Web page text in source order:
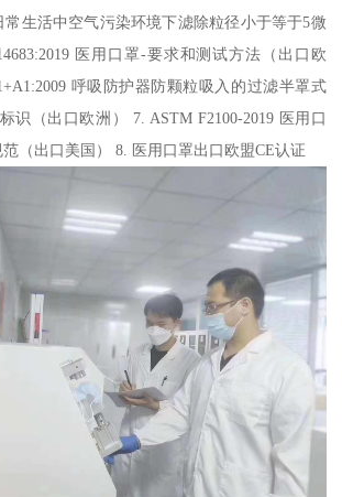
生活中空气污染环境下滤除粒径小于等于5微
医用口罩-要求和测试方法（出口欧
呼吸防护器防颗粒吸入的过滤半罩式
识（出口欧洲） 7. ASTM F2100-2019 医用口
（出口美国） 8. 医用口罩出口欧盟CE认证